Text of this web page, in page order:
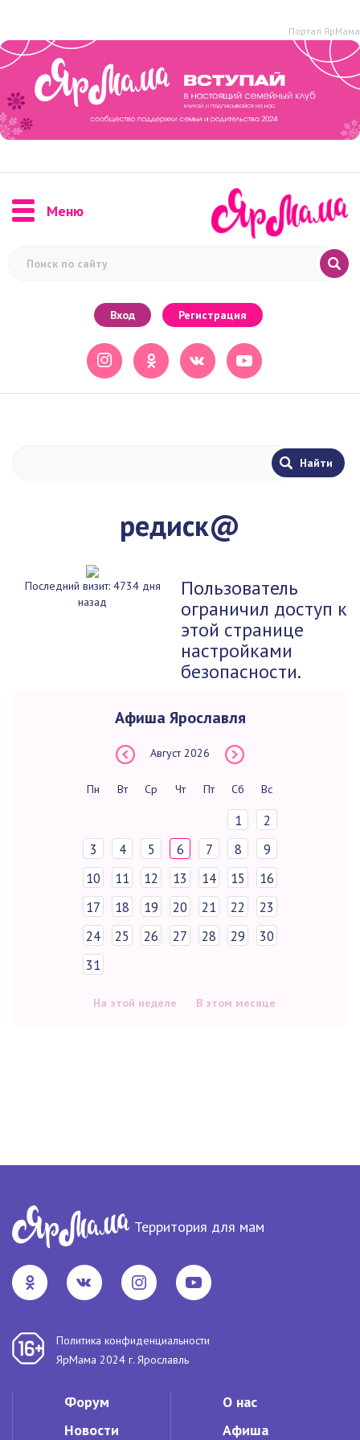
Портал ЯрМама
Меню
Вход Регистрация
редиск@
Последний визит: 4734 дня
назад
Пользователь
ограничил доступ к
этой странице
настройками
безопасности.
Афиша Ярославля
Август 2026
Пн Вт Ср Чт Пт Сб Вс
1
2
3
4 5 6 7 8
9
10
11 12 13 14 15
16
17
18 19 20 21 22
23
24
25 26 27 28 29
30
31
На этой неделе В этом месяце
Территория для мам
Политика конфиденциальности
ЯрМама 2024 г. Ярославль
Форум
Новости
О нас
Афиша